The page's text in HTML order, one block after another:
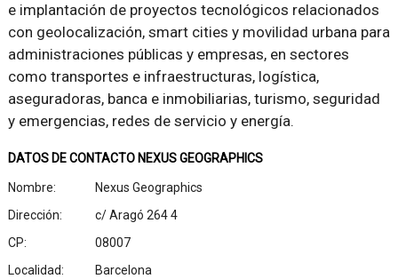
e implantación de proyectos tecnológicos relacionados
con geolocalización, smart cities y movilidad urbana para
administraciones públicas y empresas, en sectores
como transportes e infraestructuras, logística,
aseguradoras, banca e inmobiliarias, turismo, seguridad
y emergencias, redes de servicio y energía.
DATOS DE CONTACTO NEXUS GEOGRAPHICS
Nombre:
Nexus Geographics
Dirección:
c/ Aragó 264 4
CP:
08007
Localidad:
Barcelona